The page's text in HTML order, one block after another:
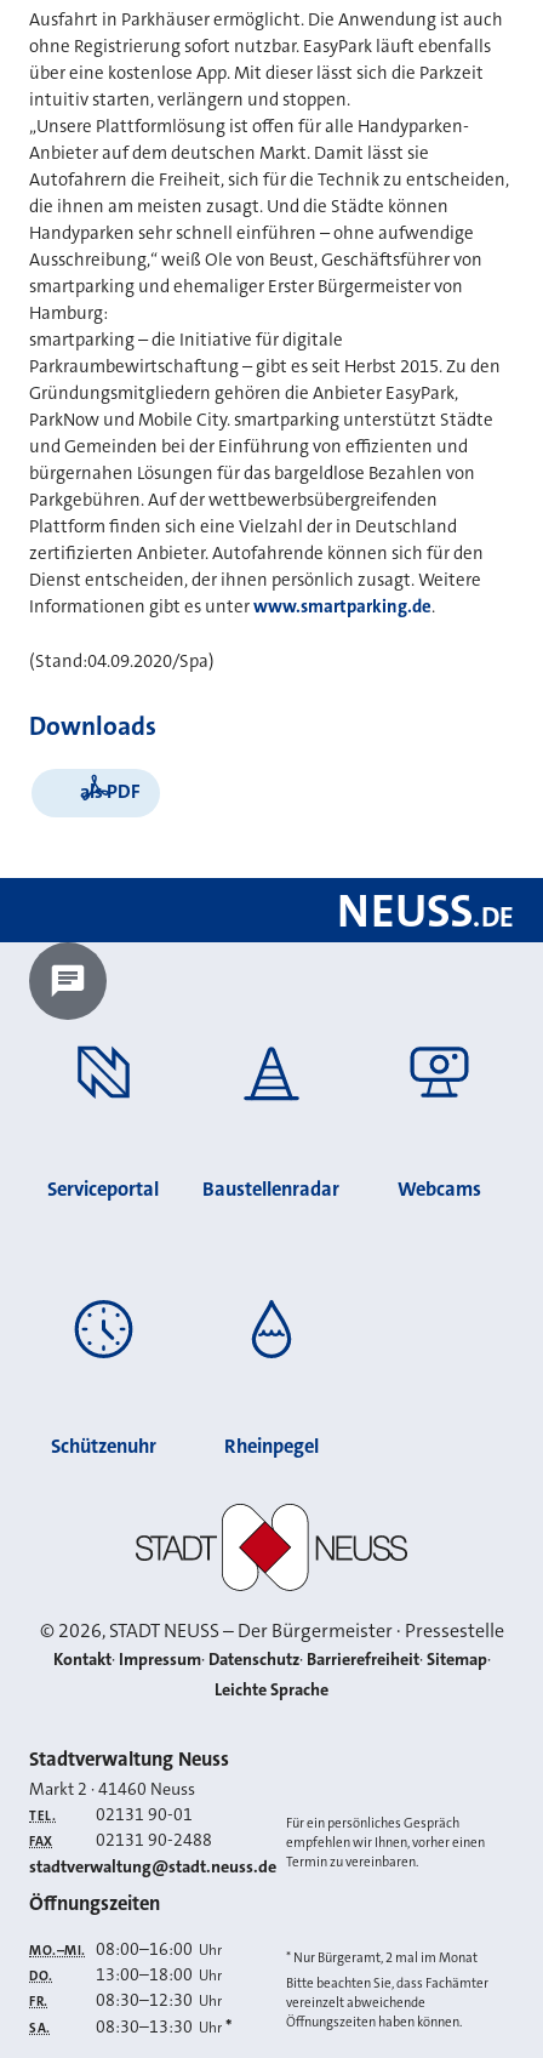
Ausfahrt in Parkhäuser ermöglicht. Die Anwendung ist auch
ohne Registrierung sofort nutzbar. EasyPark läuft ebenfalls
über eine kostenlose App. Mit dieser lässt sich die Parkzeit
intuitiv starten, verlängern und stoppen.
„Unsere Plattformlösung ist offen für alle Handyparken-
Anbieter auf dem deutschen Markt. Damit lässt sie
Autofahrern die Freiheit, sich für die Technik zu entscheiden,
die ihnen am meisten zusagt. Und die Städte können
Handyparken sehr schnell einführen – ohne aufwendige
Ausschreibung,“ weiß Ole von Beust, Geschäftsführer von
smartparking und ehemaliger Erster Bürgermeister von
Hamburg:
smartparking – die Initiative für digitale
Parkraumbewirtschaftung – gibt es seit Herbst 2015. Zu den
Gründungsmitgliedern gehören die Anbieter EasyPark,
ParkNow und Mobile City. smartparking unterstützt Städte
und Gemeinden bei der Einführung von effizienten und
bürgernahen Lösungen für das bargeldlose Bezahlen von
Parkgebühren. Auf der wettbewerbsübergreifenden
Plattform finden sich eine Vielzahl der in Deutschland
zertifizierten Anbieter. Autofahrende können sich für den
Dienst entscheiden, der ihnen persönlich zusagt. Weitere
Informationen gibt es unterwww.smartparking.de.
(Stand:04.09.2020/Spa)
Downloads
als PDF
NEUSS.DE
Chatbot laden?
Serviceportal Baustellenradar Webcams
Schützenuhr Rheinpegel
©2026, STADT NEUSS – Der Bürgermeister · Pressestelle
Kontakt Impressum Datenschutz Barrierefreiheit Sitemap
Leichte Sprache
Kontakt
Stadtverwaltung Neuss
Markt 2 ·41460 Neuss
TEL. 02131 90-01
FAX 02131 90-2488
E-MAIL
stadtverwaltung@stadt.neuss.de
Für ein persönliches Gespräch
empfehlen wir Ihnen, vorher einen
Termin zu vereinbaren.
Öffnungszeiten
MO.–MI. 08:00–16:00 Uhr
DO. 13:00–18:00 Uhr
FR. 08:30–12:30 Uhr
SA. 08:30–13:30 Uhr *
* Nur Bürgeramt, 2 mal im Monat
Bitte beachten Sie, dass Fachämter
vereinzelt abweichende
Öffnungszeiten haben können.